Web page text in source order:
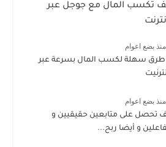
تكسب المال مع جوجل عبر
منذ بضع اعوام
10 طرق سهلة لكسب المال بسرعة عبر
منذ بضع اعوام
تحصل على متابعين حقيقيين و
و أيضا ربح...